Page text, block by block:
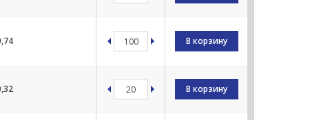
В корзину
В корзину